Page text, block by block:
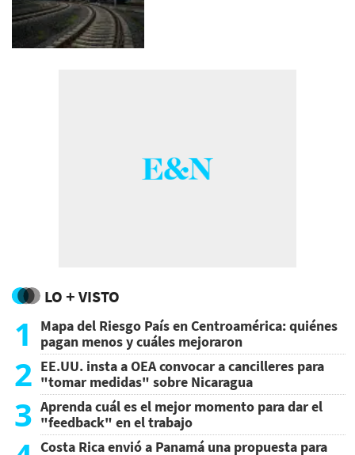
LO + VISTO
1
Mapa del Riesgo País en Centroamérica: quiénes
pagan menos y cuáles mejoraron
2 EE.UU. insta a OEA convocar a cancilleres para
"tomar medidas" sobre Nicaragua
3 Aprenda cuál es el mejor momento para dar el
"feedback" en el trabajo
Costa Rica envió a Panamá una propuesta para